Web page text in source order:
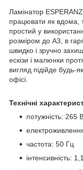
Ламінатор
працювати як вдома,
простий у
розміром до A3, в
швидко і зручно
ескізи і малюнки
вигляд підійде будь-
офісі.
Технічні
потужність: 265
частота: 50 Гц
інтенсивність: